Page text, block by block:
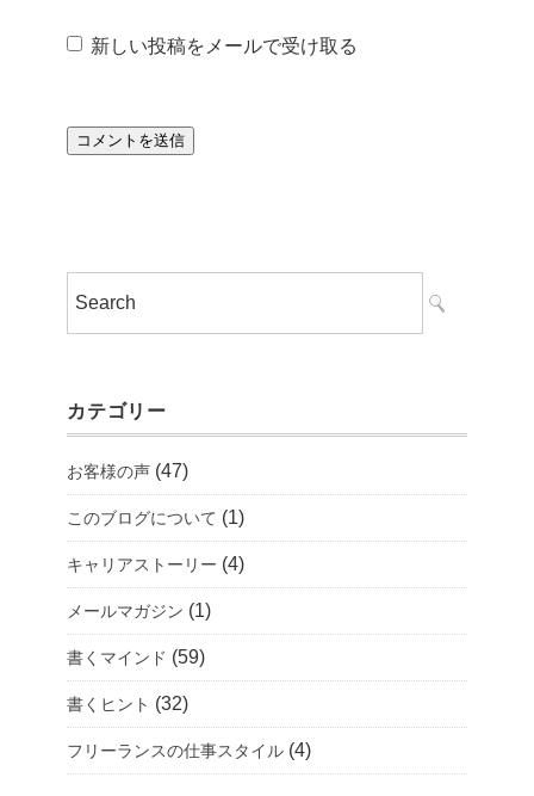
新しい投稿をメールで受け取る
カテゴリー
お客様の声 (47)
このブログについて (1)
キャリアストーリー (4)
メールマガジン (1)
書くマインド (59)
書くヒント (32)
フリーランスの仕事スタイル (4)